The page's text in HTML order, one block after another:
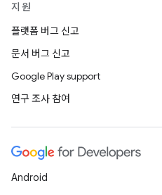
지원
플랫폼 버그 신고
문서 버그 신고
Google Play support
연구 조사 참여
Android